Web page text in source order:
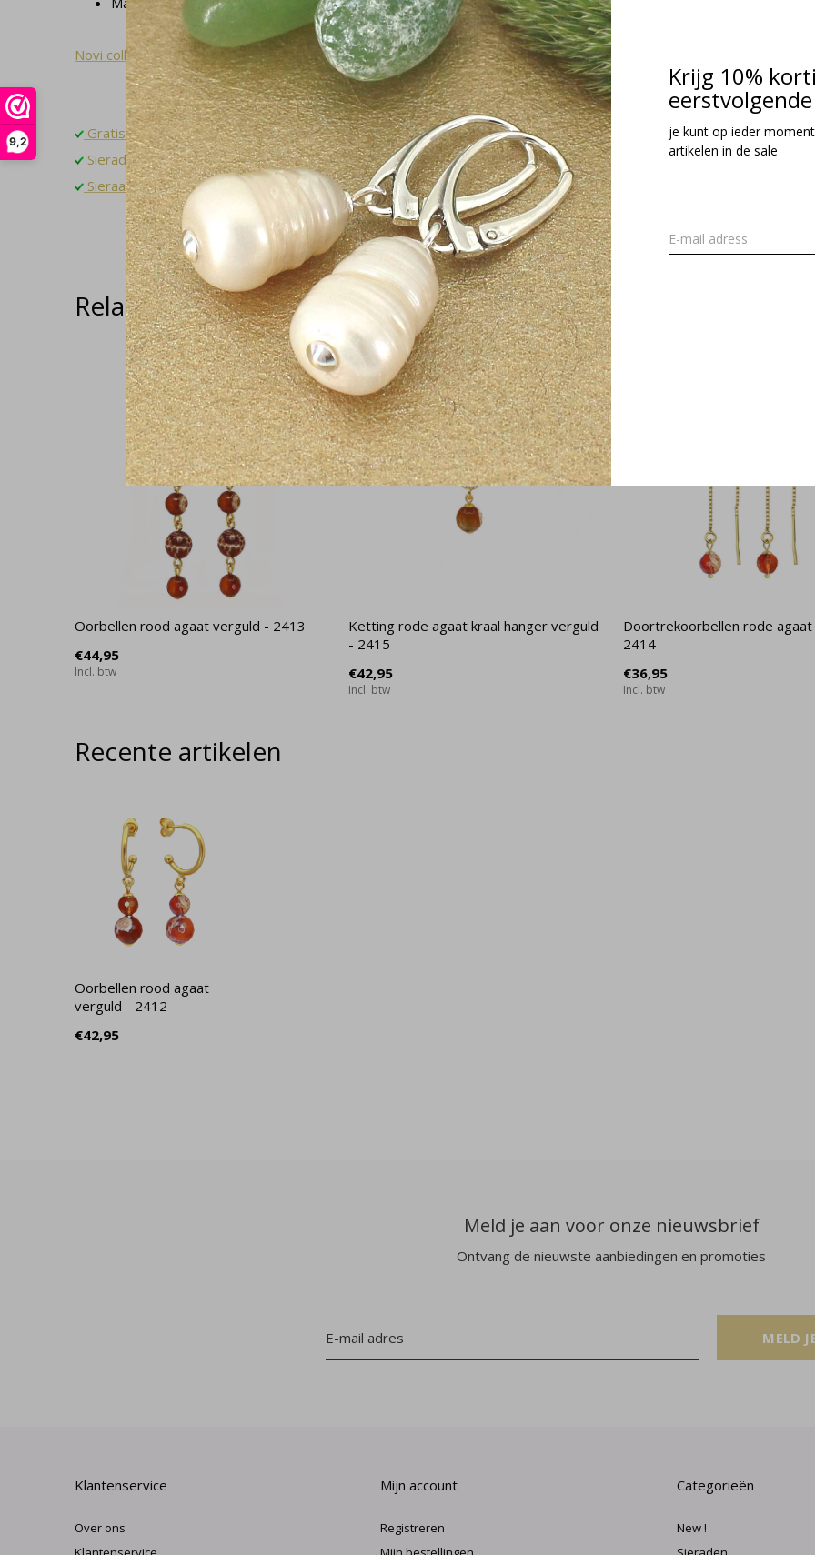
9,2
Krijg 10%
je kunt op ieder
artikelen in de sale
Novi collectie
Gratis verzending binnen NL
Sieradendoosje en gratis cadeauverpakking
Sieraad op maat laten maken? Neem contact op!
Related articles
Oorbellen rood agaat verguld - 2413
€44,95
Incl. btw
Ketting rode agaat kraal hanger verguld
- 2415
€42,95
Incl. btw
Doortrekoorbellen rode
2414
€36,95
Incl. btw
Recente artikelen
Oorbellen rood agaat
verguld - 2412
€42,95
Meld je aan voor onze nieuwsbrief
Ontvang de nieuwste aanbiedingen en promoties
MELD
Klantenservice
Over ons
Mijn account
Registreren
Categorieën
New !